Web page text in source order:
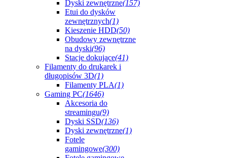
Dyski zewnętrzne(157)
Etui do dysków
zewnętrznych(1)
Kieszenie HDD(50)
Obudowy zewnętrzne
na dyski(96)
Stacje dokujące(41)
Filamenty do drukarek i
długopisów 3D(1)
Filamenty PLA(1)
Gaming PC(1646)
Akcesoria do
streamingu(9)
Dyski SSD(136)
Dyski zewnętrzne(1)
Fotele
gamingowe(300)